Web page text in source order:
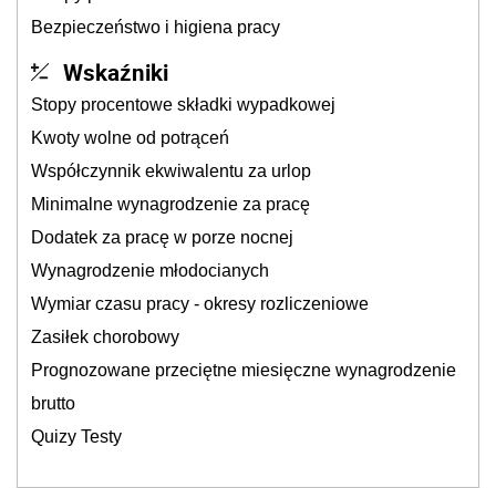
Bezpieczeństwo i higiena pracy
Wskaźniki
Stopy procentowe składki wypadkowej
Kwoty wolne od potrąceń
Współczynnik ekwiwalentu za urlop
Minimalne wynagrodzenie za pracę
Dodatek za pracę w porze nocnej
Wynagrodzenie młodocianych
Wymiar czasu pracy - okresy rozliczeniowe
Zasiłek chorobowy
Prognozowane przeciętne miesięczne wynagrodzenie
brutto
Quizy Testy